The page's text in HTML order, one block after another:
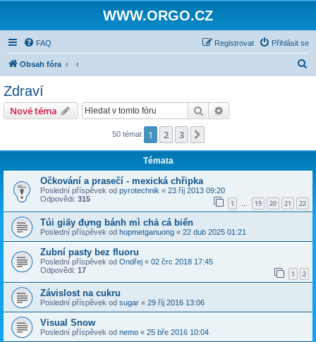
WWW.ORGO.CZ
FAQ Přihlásit se
Registrovat
Obsah fóra
Zdraví
Nové téma Hledat
50 témat 1 2 3
Témata
Očkování a prasečí - mexická chřipka
Poslední příspěvek od pyrotechnik « 23 říj 2013 09:20
Odpovědi: 315 1 … 19 20 21 22
Túi giấy đựng bánh mì chả cá biển
Poslední příspěvek od hopmetganuong « 22 dub 2025 01:21
Zubní pasty bez fluoru
Poslední příspěvek od Ondřej « 02 črc 2018 17:45
Odpovědi: 17 1 2
Závislost na cukru
Poslední příspěvek od sugar « 29 říj 2016 13:06
Visual Snow
Poslední příspěvek od nemo « 25 bře 2016 10:04